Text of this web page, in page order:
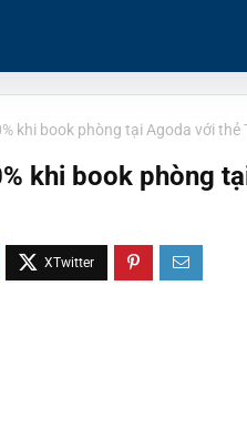
khi book phòng tại Agoda với thẻ
khi book phòng